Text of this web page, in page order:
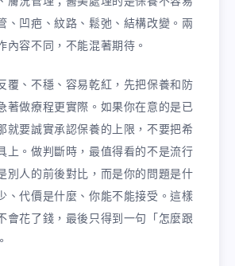
、凹疤、紋路、鬆弛、結構改變。兩
內容不同，不能混著期待。
覆、不穩、容易乾紅，先把保養和防
著做療程更實際。如果你在意的是已
就要誠實承認保養的上限，不要把希
上。做判斷時，最值得看的不是流行
別人的前後對比，而是你的問題是什
、代價是什麼、你能不能接受。這樣
會花了錢，最後只得到一句「怎麼跟